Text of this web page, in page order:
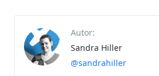
Autor:
Sandra Hiller
@sandrahiller